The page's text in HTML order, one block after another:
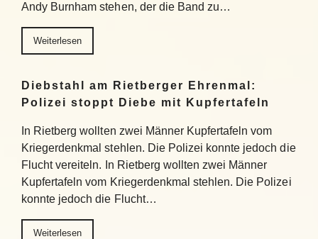
Andy Burnham stehen, der die Band zu…
Weiterlesen
Diebstahl am Rietberger Ehrenmal:
Polizei stoppt Diebe mit Kupfertafeln
In Rietberg wollten zwei Männer Kupfertafeln vom
Kriegerdenkmal stehlen. Die Polizei konnte jedoch die
Flucht vereiteln. In Rietberg wollten zwei Männer
Kupfertafeln vom Kriegerdenkmal stehlen. Die Polizei
konnte jedoch die Flucht…
Weiterlesen